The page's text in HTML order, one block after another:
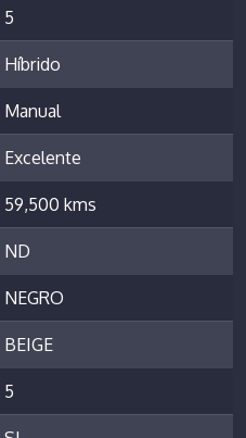
5
Híbrido
Manual
Excelente
59,500 kms
ND
NEGRO
BEIGE
5